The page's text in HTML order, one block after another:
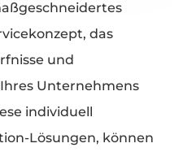
das
und
Unternehmens
individuell
Lösungen, können